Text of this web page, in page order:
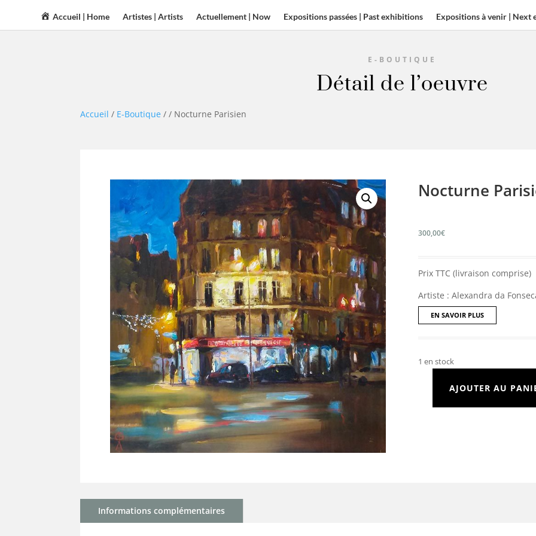
Accueil | Home Artistes | Artists Actuellement | Now Expositions passées | Past exhibitions Expositions à venir | Next
E-BOUTIQUE
Détail de l’oeuvre
Accueil / E-Boutique // Nocturne Parisien
Nocturne
300,00€
Prix TTC (livraison comprise)
Artiste : Alexandra da
EN SAVOIR PLUS
1 en stock
quantité
AJOUTER AU
Informations complémentaires